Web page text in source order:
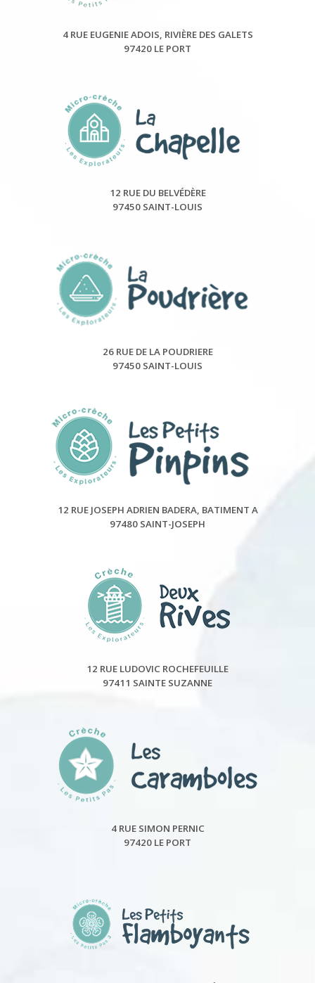
4 RUE EUGENIE ADOIS, RIVIÈRE DES GALETS
97420 LE PORT
12 RUE DU BELVÉDÈRE
97450 SAINT-LOUIS
26 RUE DE LA POUDRIERE
97450 SAINT-LOUIS
12 RUE JOSEPH ADRIEN BADERA, BATIMENT A
97480 SAINT-JOSEPH
12 RUE LUDOVIC ROCHEFEUILLE
97411 SAINTE SUZANNE
4 RUE SIMON PERNIC
97420 LE PORT